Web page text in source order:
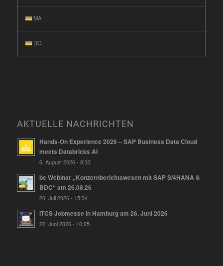
MA
DO
AKTUELLE NACHRICHTEN
Hands-On Experience 2026 – SAP Business Data Cloud
meets Databricks AI
6. August 2026 - 8:33
bc Webinar „Konzernberichtswesen mit SAP S/4HANA &
BDC“ am 26.08.26
20. Juli 2026 - 15:34
ITCS Jobmesse in Hamburg am 26. Juni 2026
22. Juni 2026 - 10:25